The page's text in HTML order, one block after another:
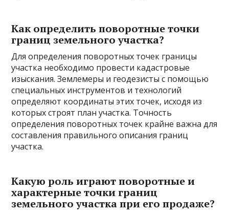
Как определить поворотные точки
границ земельного участка?
Для определения поворотных точек границы
участка необходимо провести кадастровые
изыскания. Землемеры и геодезисты с помощью
специальных инструментов и технологий
определяют координаты этих точек, исходя из
которых строят план участка. Точность
определения поворотных точек крайне важна для
составления правильного описания границ
участка.
Какую роль играют поворотные и
характерные точки границ
земельного участка при его продаже?